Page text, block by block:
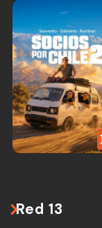
Red 13